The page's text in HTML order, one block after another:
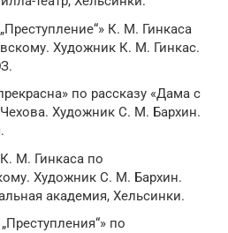
К. М. Гинкаса
Художник К. М. Гинкас.
по рассказу «Дама с
Художник С. М. Бархин.
М. Гинкаса по
Художник С. М. Бархин.
академия, Хельсинки.
по